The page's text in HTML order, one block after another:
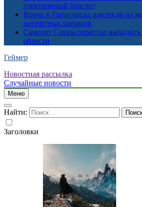
электронный браслет
Врачи в Пятигорске извлекли из
магнитных шариков
Самолет Cessna перестал
области
Геймер
Новостная рассылка
Случайные новости
Меню
Найти:
Заголовки